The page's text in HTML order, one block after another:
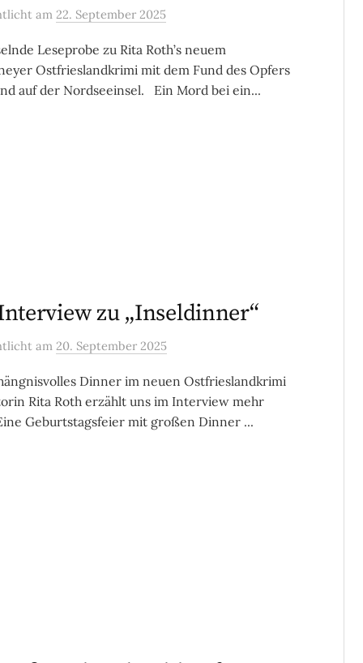
am 22. September 2025
Leseprobe zu Rita Roth’s neuem
Ostfrieslandkrimi mit dem Fund des Opfers
auf der Nordseeinsel. Ein Mord bei ein...
zu „Inseldinner“
am 20. September 2025
Dinner im neuen Ostfrieslandkrimi
Rita Roth erzählt uns im Interview mehr
Geburtstagsfeier mit großen Dinner ...